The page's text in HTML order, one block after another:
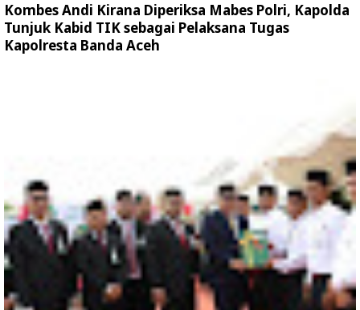
Kombes Andi Kirana Diperiksa Mabes Polri, Kapolda
Tunjuk Kabid TIK sebagai Pelaksana Tugas
Kapolresta Banda Aceh